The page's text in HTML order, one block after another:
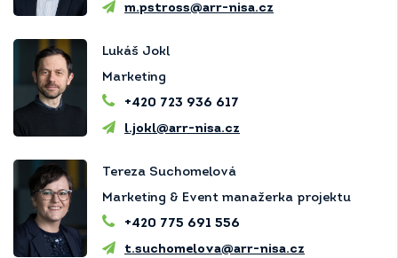
m.pstross@arr-nisa.cz
Lukáš Jokl
Marketing
+420 723 936 617
l.jokl@arr-nisa.cz
Tereza Suchomelová
Marketing & Event manažerka projektu
+420 775 691 556
t.suchomelova@arr-nisa.cz